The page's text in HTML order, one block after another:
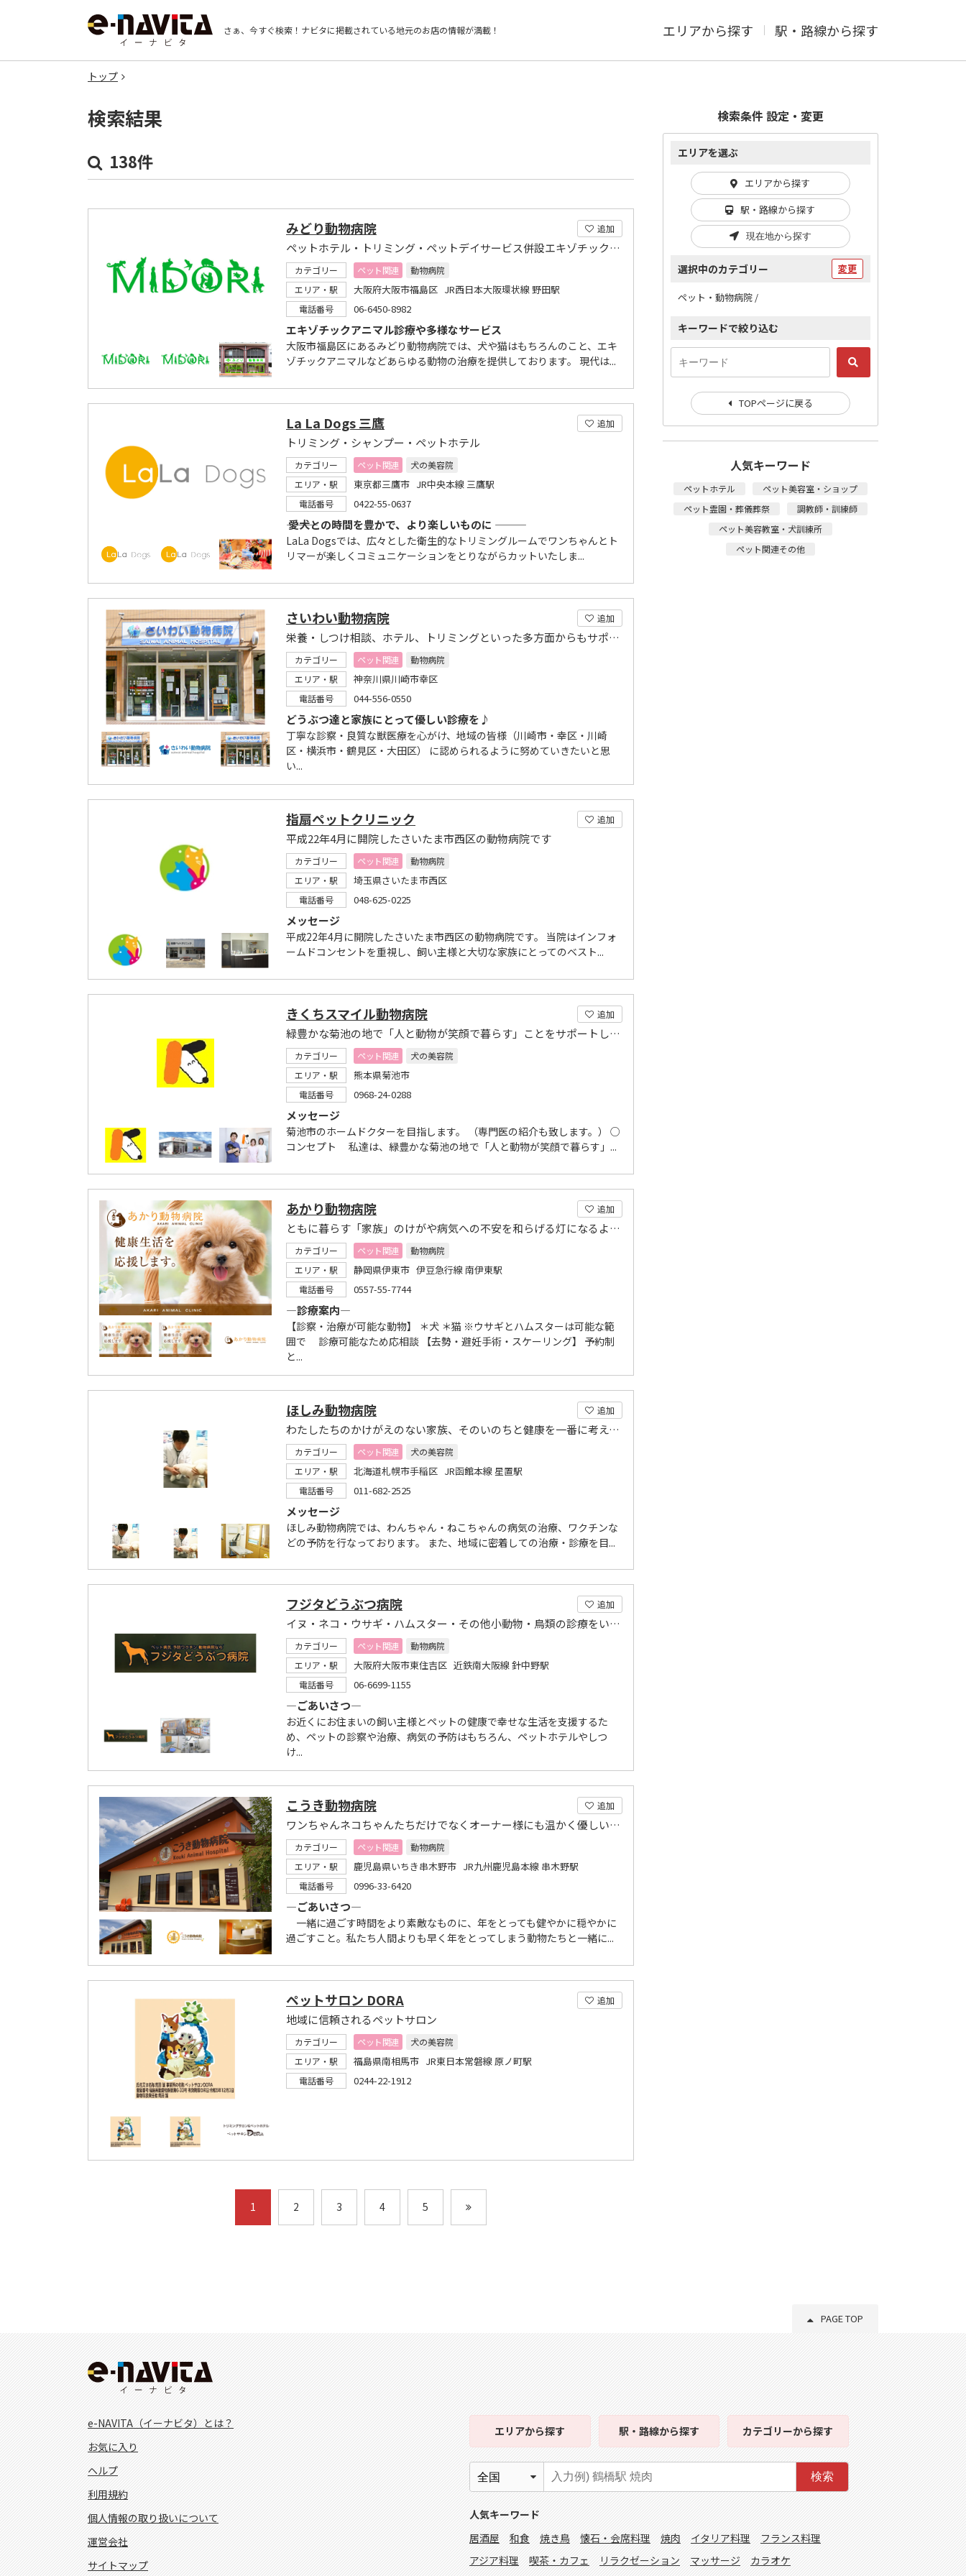
さぁ、今すぐ検索！ ナビタに掲載されている地元のお店の情報が満載！ エリアから探す 駅・路線から探す
トップ
検索結果
138件
追加
みどり動物病院
ペットホテル・トリミング・ペットデイサービス併設エキゾチックアニマル診療可能！
カテゴリー ペット関連
動物病院
エリア・駅
大阪府大阪市福島区 JR西日本大阪環状線 野田駅
電話番号 06-6450-8982
エキゾチックアニマル診療や多様なサービス
大阪市福島区にあるみどり動物病院では、犬や猫はもちろんのこと、エキ
ゾチックアニマルなどあらゆる動物の治療を提供しております。 現代は...
追加
La La Dogs 三鷹
トリミング・シャンプー・ペットホテル
カテゴリー ペット関連
犬の美容院
エリア・駅
東京都三鷹市 JR中央本線 三鷹駅
電話番号 0422-55-0637
――― 愛犬との時間を豊かで、より楽しいものに ―――
LaLa Dogsでは、広々とした衛生的なトリミングルームでワンちゃんとト
リマーが楽しくコミュニケーションをとりながらカットいたしま...
追加
さいわい動物病院
栄養・しつけ相談、ホテル、トリミングといった多方面からもサポートさせていただきます。
カテゴリー ペット関連
動物病院
エリア・駅
神奈川県川崎市幸区
電話番号 044-556-0550
どうぶつ達と家族にとって優しい診療を♪
丁寧な診察・良質な獣医療を心がけ、地域の皆様（川崎市・幸区・川崎
区・横浜市・鶴見区・大田区） に認められるように努めていきたいと思
い...
追加
指扇ペットクリニック
平成22年4月に開院したさいたま市西区の動物病院です
カテゴリー ペット関連
動物病院
エリア・駅
埼玉県さいたま市西区
電話番号 048-625-0225
メッセージ
平成22年4月に開院したさいたま市西区の動物病院です。 当院はインフォ
ームドコンセントを重視し、飼い主様と大切な家族にとってのベスト...
追加
きくちスマイル動物病院
緑豊かな菊池の地で「人と動物が笑顔で暮らす」ことをサポートします
カテゴリー ペット関連
犬の美容院
エリア・駅
熊本県菊池市
電話番号 0968-24-0288
メッセージ
菊池市のホームドクターを目指します。 （専門医の紹介も致します。） ○
コンセプト 私達は、緑豊かな菊池の地で「人と動物が笑顔で暮らす」...
追加
あかり動物病院
ともに暮らす「家族」のけがや病気への不安を和らげる灯になるような病院でありたい。
カテゴリー ペット関連
動物病院
エリア・駅
静岡県伊東市 伊豆急行線 南伊東駅
電話番号 0557-55-7744
―診療案内―
【診察・治療が可能な動物】 ＊犬 ＊猫 ※ウサギとハムスターは可能な範
囲で 診療可能なため応相談 【去勢・避妊手術・スケーリング】 予約制
と...
追加
ほしみ動物病院
わたしたちのかけがえのない家族、そのいのちと健康を一番に考えて診察しております。
カテゴリー ペット関連
犬の美容院
エリア・駅
北海道札幌市手稲区 JR函館本線 星置駅
電話番号 011-682-2525
メッセージ
ほしみ動物病院では、わんちゃん・ねこちゃんの病気の治療、ワクチンな
どの予防を行なっております。 また、地域に密着しての治療・診療を目...
追加
フジタどうぶつ病院
イヌ・ネコ・ウサギ・ハムスター・その他小動物・鳥類の診療をいたします
カテゴリー ペット関連
動物病院
エリア・駅
大阪府大阪市東住吉区 近鉄南大阪線 針中野駅
電話番号 06-6699-1155
―ごあいさつ―
お近くにお住まいの飼い主様とペットの健康で幸せな生活を支援するた
め、ペットの診察や治療、病気の予防はもちろん、ペットホテルやしつ
け...
追加
こうき動物病院
ワンちゃんネコちゃんたちだけでなくオーナー様にも温かく優しい動物病院
カテゴリー ペット関連
動物病院
エリア・駅
鹿児島県いちき串木野市 JR九州鹿児島本線 串木野駅
電話番号 0996-33-6420
―ごあいさつ―
一緒に過ごす時間をより素敵なものに、年をとっても健やかに穏やかに
過ごすこと。私たち人間よりも早く年をとってしまう動物たちと一緒に...
追加
ペットサロン DORA
地域に信頼されるペットサロン
カテゴリー ペット関連
犬の美容院
エリア・駅
福島県南相馬市 JR東日本常磐線 原ノ町駅
電話番号 0244-22-1912
1 2 3 4 5
検索条件 設定・変更
エリアを選ぶ
エリアから探す
駅・路線から探す
現在地から探す
選択中のカテゴリー 変更
ペット・動物病院 /
キーワードで絞り込む
TOPページに戻る
人気キーワード
ペットホテル
ペット美容室・ショップ
ペット霊園・葬儀葬祭
調教師・訓練師
ペット美容教室・犬訓練所
ペット関連その他
PAGE TOP
e-NAVITA（イーナビタ）とは？
お気に入り
ヘルプ
利用規約
個人情報の取り扱いについて
運営会社
サイトマップ
エリアから探す 駅・路線から探す カテゴリーから探す
検索
人気キーワード
居酒屋
和食 焼き鳥 懐石・会席料理 焼肉 イタリア料理
フランス料理
アジア料理
喫茶・カフェ リラクゼーション マッサージ
カラオケ